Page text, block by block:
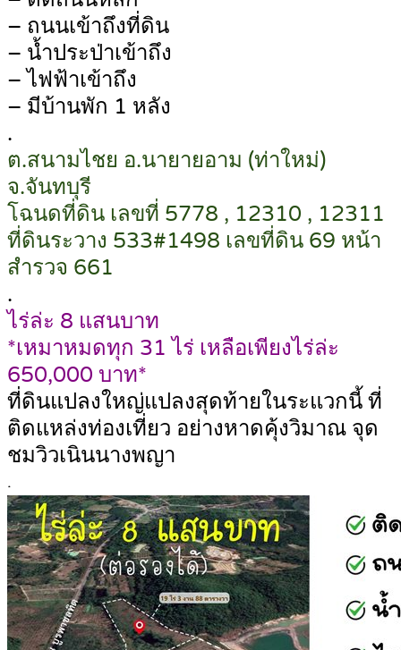
– ถนนเข้าถึงที่ดิน
– น้ำประป่าเข้าถึง
– ไฟฟ้าเข้าถึง
– มีบ้านพัก 1 หลัง
.
ต.สนามไชย อ.นายายอาม (ท่าใหม่)
จ.จันทบุรี
โฉนดที่ดิน เลขที่ 5778 , 12310 , 12311
ที่ดินระวาง 533#1498 เลขที่ดิน 69 หน้า
สำรวจ 661
.
ไร่ล่ะ 8 แสนบาท
*เหมาหมดทุก 31 ไร่ เหลือเพียงไร่ล่ะ
650,000 บาท*
ที่ดินแปลงใหญ่แปลงสุดท้ายในระแวกนี้ ที่
ติดแหล่งท่องเที่ยว อย่างหาดคุ้งวิมาณ จุด
ชมวิวเนินนางพญา
.